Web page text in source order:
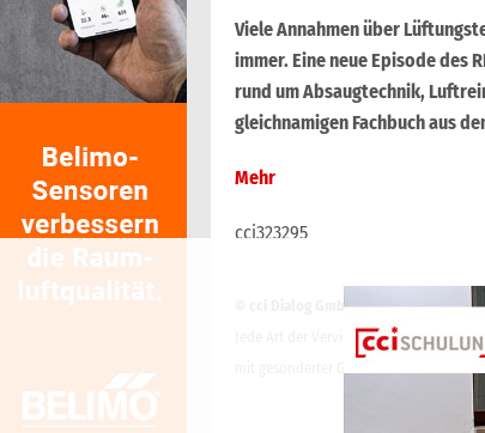
Viele Annahmen über
immer. Eine neue Episode des
rund um Absaugtechnik,
gleichnamigen Fachbuch aus
Mehr
cci323295
© cci Dialog GmbH
Jede Art der Vervielfältigung,
mit gesonderter Genehmigung der cci